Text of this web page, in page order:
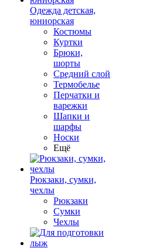
Одежда детская,
юниорская
Костюмы
Куртки
Брюки,
шорты
Средний слой
Термобелье
Перчатки и
варежки
Шапки и
шарфы
Носки
Ещё
Рюкзаки, сумки,
чехлы
Рюкзаки
Сумки
Чехлы